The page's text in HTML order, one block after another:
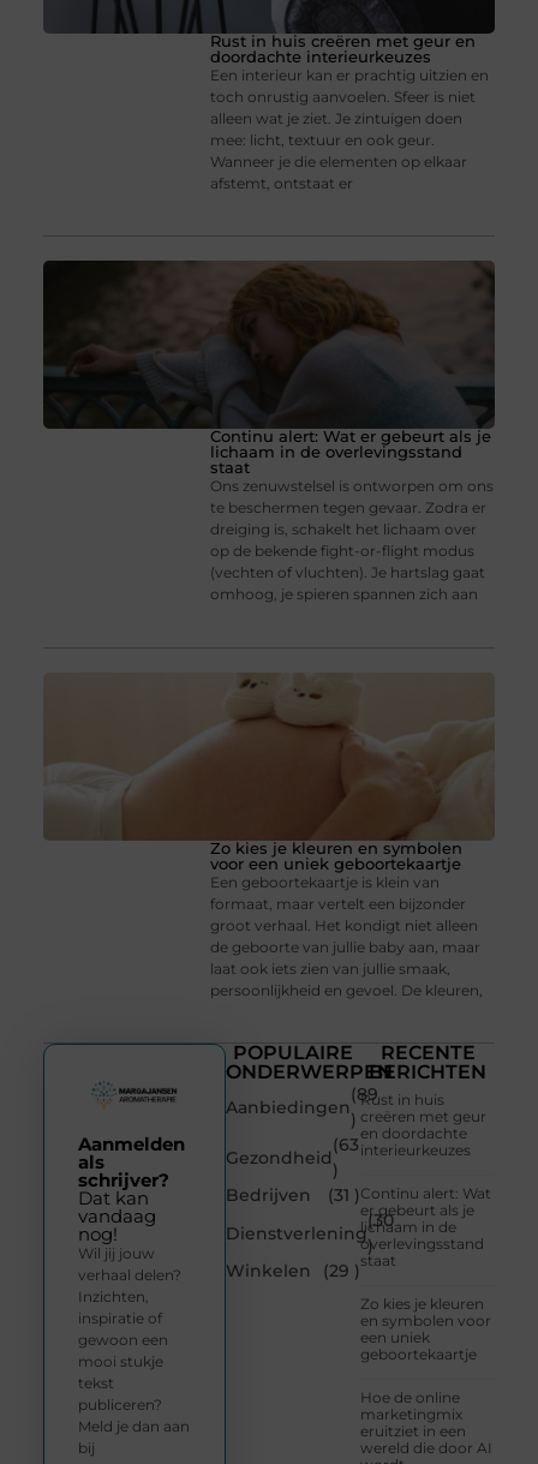
Rust in huis creëren met geur en
doordachte interieurkeuzes
Een interieur kan er prachtig uitzien en
toch onrustig aanvoelen. Sfeer is niet
alleen wat je ziet. Je zintuigen doen
mee: licht, textuur en ook geur.
Wanneer je die elementen op elkaar
afstemt, ontstaat er
Continu alert: Wat er gebeurt als je
lichaam in de overlevingsstand
staat
Ons zenuwstelsel is ontworpen om ons
te beschermen tegen gevaar. Zodra er
dreiging is, schakelt het lichaam over
op de bekende fight-or-flight modus
(vechten of vluchten). Je hartslag gaat
omhoog, je spieren spannen zich aan
Zo kies je kleuren en symbolen
voor een uniek geboortekaartje
Een geboortekaartje is klein van
formaat, maar vertelt een bijzonder
groot verhaal. Het kondigt niet alleen
de geboorte van jullie baby aan, maar
laat ook iets zien van jullie smaak,
persoonlijkheid en gevoel. De kleuren,
POPULAIRE
ONDERWERPEN
Aanbiedingen
(89
)
Gezondheid
(63
)
Bedrijven
(31 )
Dienstverlening
(30
)
Winkelen
(29 )
RECENTE
BERICHTEN
Rust in huis
creëren met geur
en doordachte
interieurkeuzes
Continu alert: Wat
er gebeurt als je
lichaam in de
overlevingsstand
staat
Zo kies je kleuren
en symbolen voor
een uniek
geboortekaartje
Hoe de online
marketingmix
eruitziet in een
wereld die door AI
Aanmelden
als
schrijver?
Dat kan
vandaag
nog!
Wil jij jouw
verhaal delen?
Inzichten,
inspiratie of
gewoon een
mooi stukje
tekst
publiceren?
Meld je dan aan
bij